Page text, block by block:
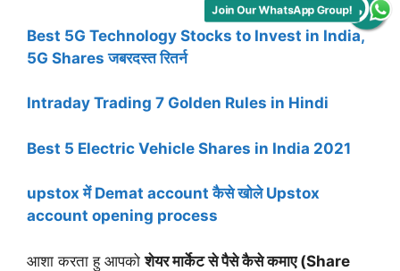
Best 5G Technology Stocks to Invest in India,
5G Shares जबरदस्त रितर्न
Intraday Trading 7 Golden Rules in Hindi
Best 5 Electric Vehicle Shares in India 2021
upstox में Demat account कैसे खोले Upstox
account opening process
आशा करता हु आपकोशेयर मार्केट से पैसे कैसे कमाए (Share
Join Our WhatsApp Group!